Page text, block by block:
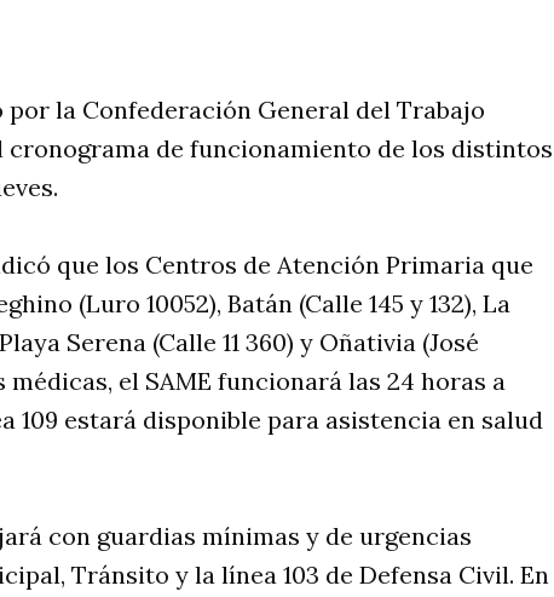
la Confederación General del Trabajo
cronograma de funcionamiento de los distintos
que los Centros de Atención Primaria que
(Luro 10052), Batán (Calle 145 y 132), La
Serena (Calle 11 360) y Oñativia (José
el SAME funcionará las 24 horas a
109 estará disponible para asistencia en salud
con guardias mínimas y de urgencias
Tránsito y la línea 103 de Defensa Civil. En